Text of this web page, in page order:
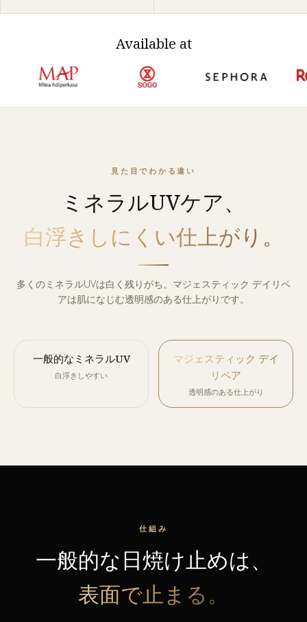
Available at
見た目でわかる違い
ミネラルUVケア、
白浮きしにくい仕上がり。
多くのミネラルUVは白く残りがち。マジェスティック デイリペ
アは肌になじむ透明感のある仕上がりです。
一般的なミネラルUV
白浮きしやすい
マジェスティック デイ
リペア
透明感のある仕上がり
仕組み
一般的な日焼け止めは、
表面で止まる。